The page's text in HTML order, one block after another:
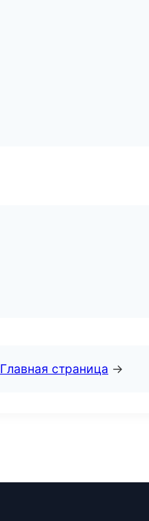
Главная страница →